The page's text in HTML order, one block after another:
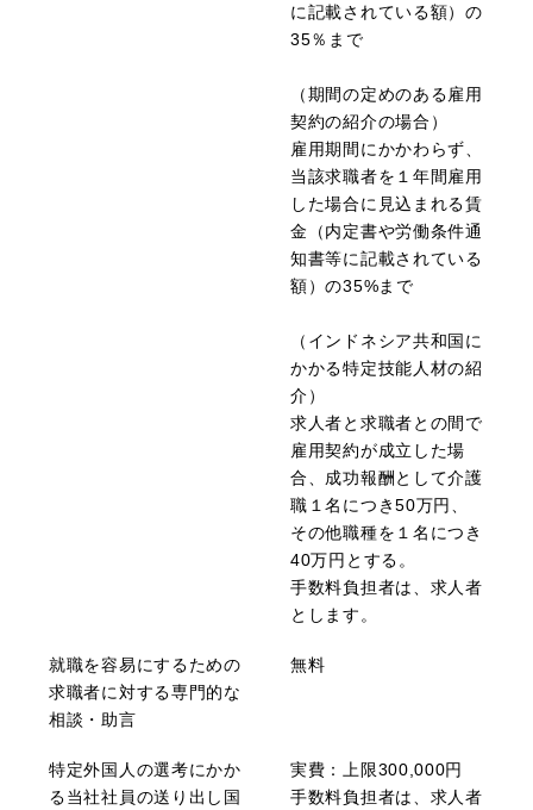
に記載されている額）の
35％まで
（期間の定めのある雇用
契約の紹介の場合）
雇用期間にかかわらず、
当該求職者を１年間雇用
した場合に見込まれる賃
金（内定書や労働条件通
知書等に記載されている
額）の35%まで
（インドネシア共和国に
かかる特定技能人材の紹
介）
求人者と求職者との間で
雇用契約が成立した場
合、成功報酬として介護
職１名につき50万円、
その他職種を１名につき
40万円とする。
手数料負担者は、求人者
とします。
就職を容易にするための
求職者に対する専門的な
相談・助言
無料
特定外国人の選考にかか
る当社社員の送り出し国
実費：上限300,000円
手数料負担者は、求人者